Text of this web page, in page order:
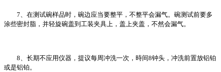
7、在测试碗样品时，碗边应当要整平，不整平会漏气。碗测试前要多
涂些密封脂，并轻旋碗盖到工装夹具上，盖上夹盖，不然会漏气。
8、长期不应用仪器，提议每周冲洗一次，時间8钟头，冲洗前置放铝铂
或是铝铂。